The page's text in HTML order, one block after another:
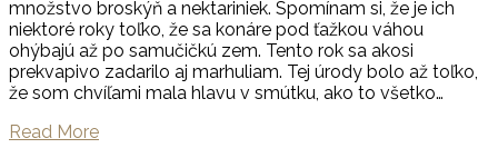
množstvo broskýň a nektariniek. Spomínam si, že je ich
niektoré roky toľko, že sa konáre pod ťažkou váhou
ohýbajú až po samučičkú zem. Tento rok sa akosi
prekvapivo zadarilo aj marhuliam. Tej úrody bolo až toľko,
že som chvíľami mala hlavu v smútku, ako to všetko…
Read More